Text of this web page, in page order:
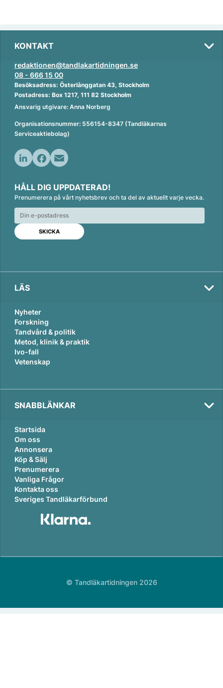
KONTAKT
redaktionen@tandlakartidningen.se
08 - 666 15 00
Besöksadress: Österlånggatan 43, Stockholm
Postadress: Box 1217, 111 82 Stockholm
Ansvarig utgivare: Anna Norberg
Organisationsnummer: 556154-8347 (Tandläkarnas
Serviceaktiebolag)
n
k
e
d
n
c
e
b
o
o
k
a
i
l
HÅLL DIG UPPDATERAD!
Prenumerera på vårt nyhetsbrev och ta del av aktuellt varje vecka.
LÄS
Nyheter
Forskning
Tandvård & politik
Metod, klinik & praktik
Ivo-fall
Vetenskap
SNABBLÄNKAR
Startsida
Om oss
Annonsera
Köp & Sälj
Prenumerera
Vanliga Frågor
Kontakta oss
Sveriges Tandläkarförbund
© Tandläkartidningen 2026